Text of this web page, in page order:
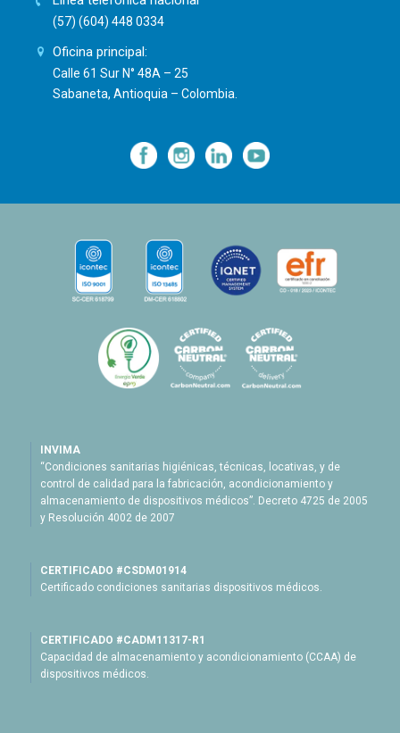
(57) (604) 448 0334
Oficina principal:
Calle 61 Sur N° 48A – 25
Sabaneta, Antioquia – Colombia.
— — —
INVIMA
“Condiciones sanitarias higiénicas, técnicas, locativas, y de
control de calidad para la fabricación, acondicionamiento y
almacenamiento de dispositivos médicos”. Decreto 4725 de 2005
y Resolución 4002 de 2007
CERTIFICADO #CSDM01914
Certificado condiciones sanitarias dispositivos médicos.
CERTIFICADO #CADM11317-R1
Capacidad de almacenamiento y acondicionamiento (CCAA) de
dispositivos médicos.